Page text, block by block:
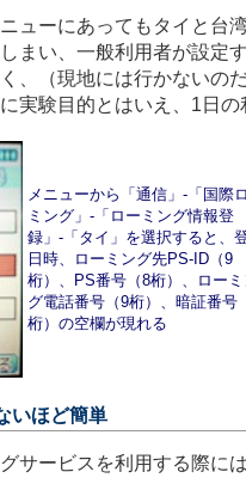
ューにあってもタイと台
まい、一般利用者が設定
、（現地には行かないの
実験目的とはいえ、1日の
メニューから「通信」-「国際
ミング」-「ローミング情報登
録」-「タイ」を選択すると、
日時、ローミング先PS-ID（9
桁）、PS番号（8桁）、ローミ
グ電話番号（9桁）、暗証番号
桁）の空欄が現れる
いほど簡単
サービスを利用する際に